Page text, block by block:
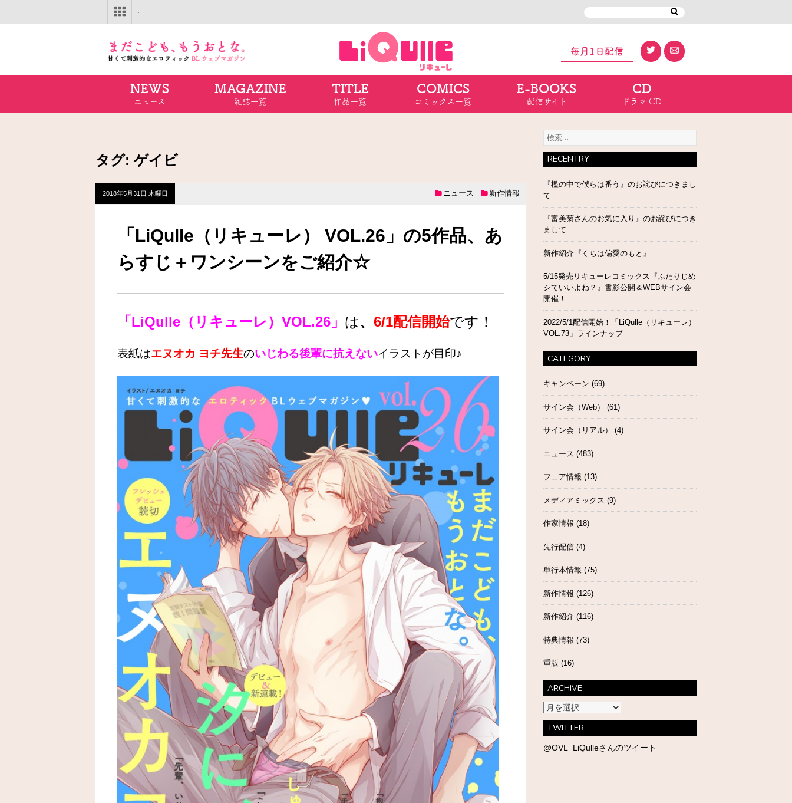
毎月1日配信
NEWS
ニュース
MAGAZINE
雑誌一覧
TITLE
作品一覧
COMICS
コミックス一覧
E-BOOKS
配信サイト
CD
ドラマ CD
タグ: ゲイビ
2018年5月31日 木曜日 ニュース 新作情報
「LiQulle（リキューレ） VOL.26」の5作品、あ
らすじ＋ワンシーンをご紹介☆
「LiQulle（リキューレ）VOL.26」 は、 6/1配信開始です！
表紙はエヌオカ ヨチ先生のいじわる後輩に抗えないイラスト が目印♪
検
RECENTRY
『檻の中で僕らは番う』のお詫びにつきまし
て
『富美菊さんのお気に入り』のお詫びにつき
まして
新作紹介『くちは偏愛のもと』
5/15発売リキューレコミックス『ふたりじめ
シていいよね？』書影公開＆WEBサイン会
開催！
2022/5/1配信開始！「LiQulle（リキューレ）
VOL.73」ラインナップ
CATEGORY
キャンペーン (69)
サイン会（Web） (61)
サイン会（リアル） (4)
ニュース (483)
フェア情報 (13)
メディアミックス (9)
作家情報 (18)
先行配信 (4)
単行本情報 (75)
新作情報 (126)
新作紹介 (116)
特典情報 (73)
重版 (16)
ARCHIVE
ARCHIVE
TWITTER
@OVL_LiQulleさんのツイート